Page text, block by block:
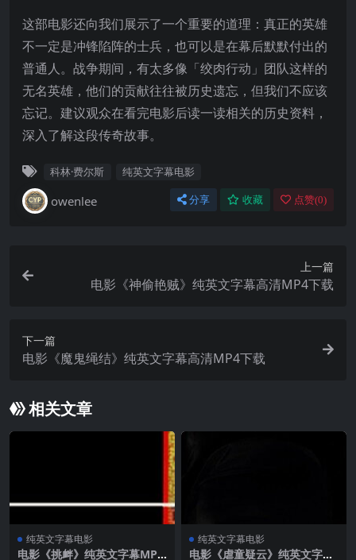
这部电影还向我们展示了一个重要的道理：真正的英雄
不一定是冲锋陷阵的士兵，也可以是在幕后默默付出的
普通人。战争期间，有太多像「绞肉行动」团队这样的
无名英雄，他们的贡献往往被历史遗忘，但我们不应该
忘记。建议观众在看完电影后读一读相关的历史资料，
深入了解这段传奇故事。
科林·费尔斯 纯英文字幕电影
owenlee 分享 收藏 点赞(0)
上一篇
电影《神偷艳贼》纯英文字幕高清MP4下载
下一篇
电影《魔鬼绳结》纯英文字幕高清MP4下载
相关文章
纯英文字幕电影
电影《挑衅》纯英文字幕MP4
纯英文字幕电影
电影《虐童疑云》纯英文字幕